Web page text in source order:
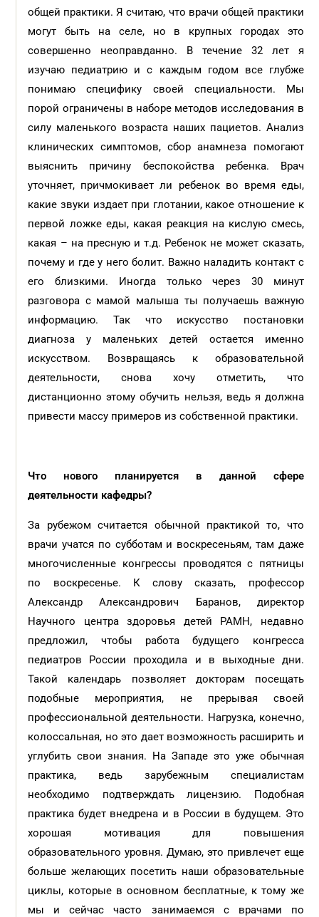
общей практики. Я считаю, что врачи общей практики
могут быть на селе, но в крупных городах это
совершенно неоправданно. В течение 32 лет я
изучаю педиатрию и с каждым годом все глубже
понимаю специфику своей специальности. Мы
порой ограничены в наборе методов исследования в
силу маленького возраста наших пациетов. Анализ
клинических симптомов, сбор анамнеза помогают
выяснить причину беспокойства ребенка. Врач
уточняет, причмокивает ли ребенок во время еды,
какие звуки издает при глотании, какое отношение к
первой ложке еды, какая реакция на кислую смесь,
какая – на пресную и т.д. Ребенок не может сказать,
почему и где у него болит. Важно наладить контакт с
его близкими. Иногда только через 30 минут
разговора с мамой малыша ты получаешь важную
информацию. Так что искусство постановки
диагноза у маленьких детей остается именно
искусством. Возвращаясь к образовательной
деятельности, снова хочу отметить, что
дистанционно этому обучить нельзя, ведь я должна
привести массу примеров из собственной практики.
Что нового планируется в данной сфере
деятельности кафедры?
За рубежом считается обычной практикой то, что
врачи учатся по субботам и воскресеньям, там даже
многочисленные конгрессы проводятся с пятницы
по воскресенье. К слову сказать, профессор
Александр Александрович Баранов, директор
Научного центра здоровья детей РАМН, недавно
предложил, чтобы работа будущего конгресса
педиатров России проходила и в выходные дни.
Такой календарь позволяет докторам посещать
подобные мероприятия, не прерывая своей
профессиональной деятельности. Нагрузка, конечно,
колоссальная, но это дает возможность расширить и
углубить свои знания. На Западе это уже обычная
практика, ведь зарубежным специалистам
необходимо подтверждать лицензию. Подобная
практика будет внедрена и в России в будущем. Это
хорошая мотивация для повышения
образовательного уровня. Думаю, это привлечет еще
больше желающих посетить наши образовательные
циклы, которые в основном бесплатные, к тому же
мы и сейчас часто занимаемся с врачами по